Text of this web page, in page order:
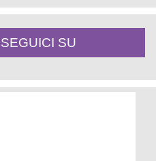
SEGUICI SU